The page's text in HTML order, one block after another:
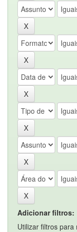
Adicionar filtros:
Utilizar filtros